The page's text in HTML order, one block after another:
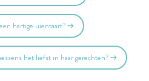
hartige uientaart?
het liefst in haar gerechten?